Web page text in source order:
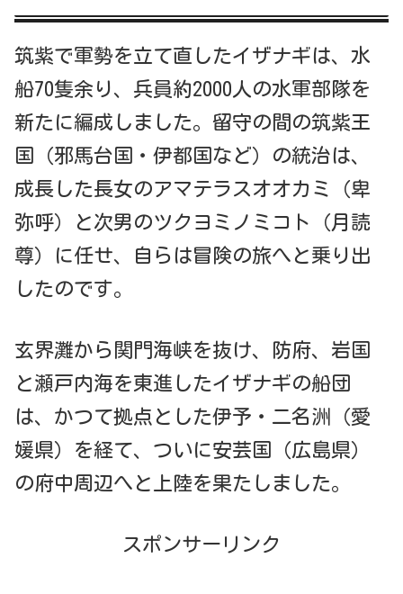
筑紫で軍勢を立て直したイザナギは、水
船70隻余り、兵員約2000人の水軍部隊を
新たに編成しました。留守の間の筑紫王
国（邪馬台国・伊都国など）の統治は、
成長した長女のアマテラスオオカミ（卑
弥呼）と次男のツクヨミノミコト（月読
尊）に任せ、自らは冒険の旅へと乗り出
したのです。
玄界灘から関門海峡を抜け、防府、岩国
と瀬戸内海を東進したイザナギの船団
は、かつて拠点とした伊予・二名洲（愛
媛県）を経て、ついに安芸国（広島県）
の府中周辺へと上陸を果たしました。
スポンサーリンク